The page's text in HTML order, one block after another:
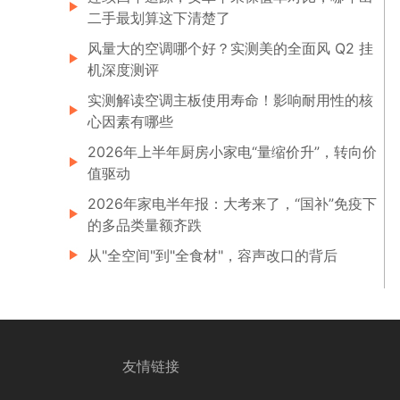
二手最划算这下清楚了
风量大的空调哪个好？实测美的全面风 Q2 挂
机深度测评
实测解读空调主板使用寿命！影响耐用性的核
心因素有哪些
2026年上半年厨房小家电“量缩价升”，转向价
值驱动
2026年家电半年报：大考来了，“国补”免疫下
的多品类量额齐跌
从"全空间"到"全食材"，容声改口的背后
友情链接